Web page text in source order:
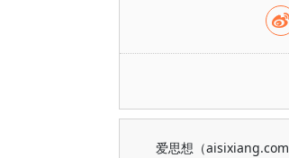
爱思想（aisixiang.com